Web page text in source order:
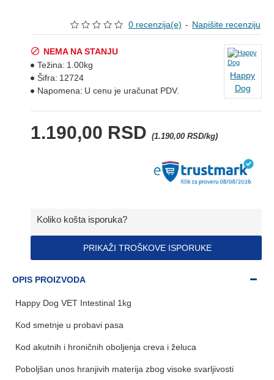
0 recenzija(e) - Napišite recenziju
1.190,00 RSD (1.190,00 RSD/kg)
NEMA NA STANJU
Težina: 1.00kg
Šifra: 12724
Napomena: U cenu je uračunat PDV.
Happy
Dog
Koliko košta isporuka?
PRIKAŽI TROŠKOVE ISPORUKE
OPIS PROIZVODA
Happy Dog VET Intestinal 1kg
Kod smetnje u probavi pasa
Kod akutnih i hroničnih oboljenja creva i želuca
Poboljšan unos hranjivih materija zbog visoke svarljivosti